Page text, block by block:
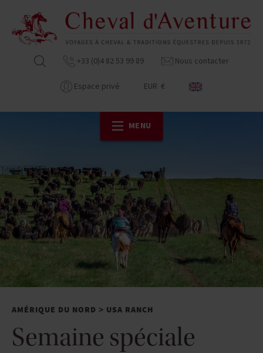
+33 (0)4 82 53 99 89 Nous contacter
Espace privé EUR €
MENU
AMÉRIQUE DU NORD > USA RANCH
Semaine spéciale